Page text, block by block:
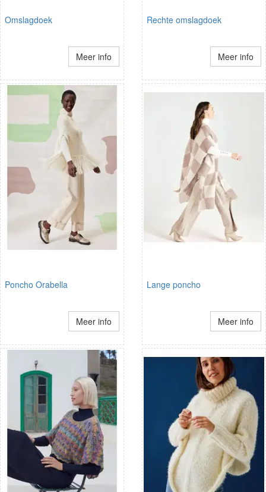
Omslagdoek
Meer info
Rechte omslagdoek
Meer info
Poncho Orabella
Meer info
Lange poncho
Meer info